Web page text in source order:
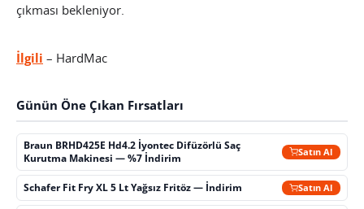
çıkması bekleniyor.
İlgili – HardMac
Günün Öne Çıkan Fırsatları
Braun BRHD425E Hd4.2 İyontec Difüzörlü Saç
Kurutma Makinesi — %7 İndirim
Satın Al
Schafer Fit Fry XL 5 Lt Yağsız Fritöz — İndirim Satın Al